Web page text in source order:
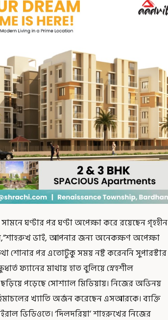
ঘণ্টার পর ঘণ্টা অপেক্ষা করে রয়েছেন গৃহহীন
ভাই, আপনার জন্য অনেকক্ষণ অপেক্ষা
শোনার পর এতোটুকু সময় নষ্ট করেননি সুপারস্টার
ফ্যানের মাথায় হাত বুলিয়ে স্নেহশীল
পড়েছে সোশ্যাল মিডিয়ায়। নিজের অভিনয়
খ্যাতি অর্জন করেছেন এসআরকে। ব্যক্তি
ভিডিওতে। ‘দিলদরিয়া’ শাহরুখের নিজের